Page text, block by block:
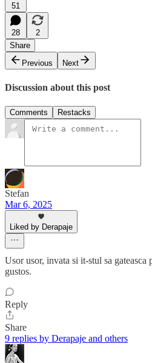
51
28
2
Share
Previous
Next
Discussion about this post
Comments Restacks
Stefan
Mar 6, 2025
Liked by Derapaje
Usor usor, invata si it-stul sa gateasca
gustos.
Reply
Share
9 replies by Derapaje and others